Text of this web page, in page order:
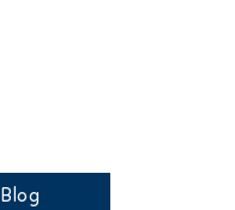
Blog